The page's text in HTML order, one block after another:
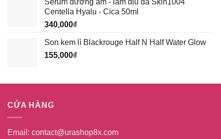
Serum dưỡng ẩm - làm dịu da Skin1004
Centella Hyalu - Cica 50ml
340,000₫
Son kem lì Blackrouge Half N Half Water Glow
155,000₫
CỬA HÀNG
Email: contact@urashop8x.com